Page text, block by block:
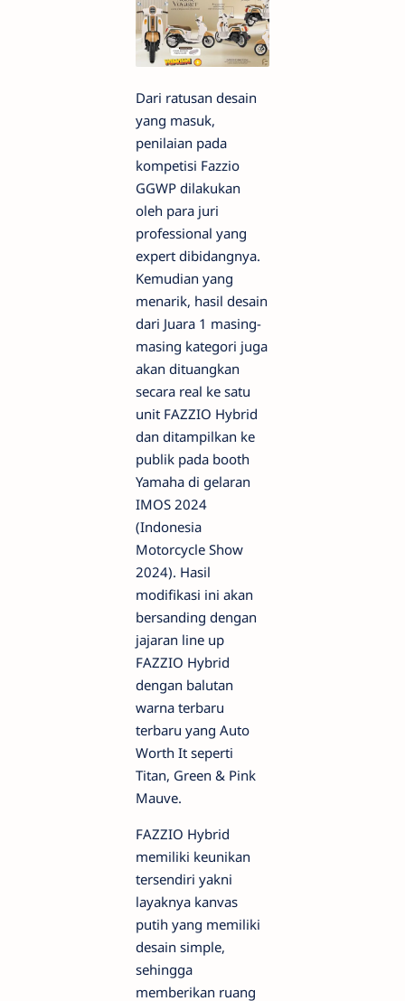
Dari ratusan desain
yang masuk,
penilaian pada
kompetisi Fazzio
GGWP dilakukan
oleh para juri
professional yang
expert dibidangnya.
Kemudian yang
menarik, hasil desain
dari Juara 1 masing-
masing kategori juga
akan dituangkan
secara real ke satu
unit FAZZIO Hybrid
dan ditampilkan ke
publik pada booth
Yamaha di gelaran
IMOS 2024
(Indonesia
Motorcycle Show
2024). Hasil
modifikasi ini akan
bersanding dengan
jajaran line up
FAZZIO Hybrid
dengan balutan
warna terbaru
terbaru yang Auto
Worth It seperti
Titan, Green & Pink
Mauve.
FAZZIO Hybrid
memiliki keunikan
tersendiri yakni
layaknya kanvas
putih yang memiliki
desain simple,
sehingga
memberikan ruang